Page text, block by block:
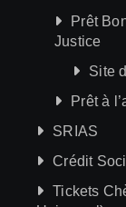
Prêt
Justice
Site
Prêt à
SRIAS
Crédit
Tickets